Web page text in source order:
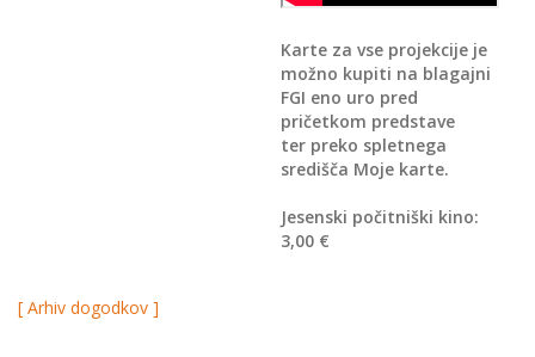
Karte za vse projekcije je
možno kupiti na blagajni
FGI eno uro pred
pričetkom predstave
ter preko spletnega
središča Moje karte.
Jesenski počitniški kino:
3,00 €
[ Arhiv dogodkov ]